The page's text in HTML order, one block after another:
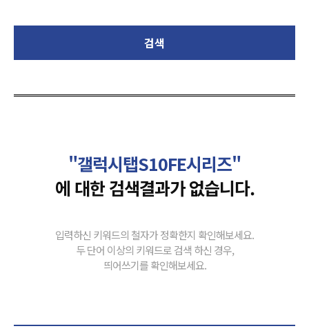
검색
"갤럭시탭S10FE시리즈"
에 대한 검색결과가 없습니다.
입력하신 키워드의 철자가 정확한지 확인해보세요.
두 단어 이상의 키워드로 검색 하신 경우,
띄어쓰기를 확인해보세요.